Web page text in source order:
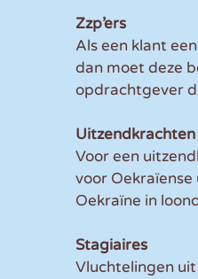
Zzp’ers
Als een klant
dan moet deze
opdrachtgever
Uitzendkrachten
Voor een
voor
Oekraïne in
Stagiaires
Vluchtelingen